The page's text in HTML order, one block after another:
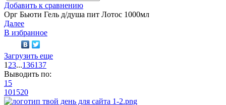
Добавить к сравнению
Орг Бьюти Гель д/душа пит Лотос 1000мл
Далее
В избранное
Загрузить еще
1 23...136137
Выводить по:
15
101520